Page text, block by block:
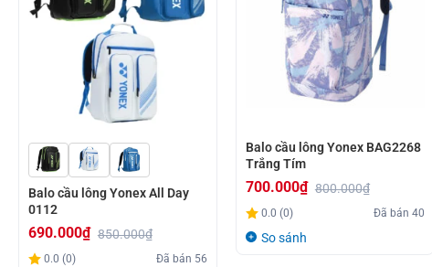
Balo cầu lông Yonex All Day
0112
850.000₫
Giá
690.000₫
Giá0.0 (0) Đã bán 56
Balo cầu lông Yonex BAG2268
Trắng Tím
800.000₫
Giá
gốc
700.000₫
Giá
hiện
0.0 (0) Đã bán40
So sánh